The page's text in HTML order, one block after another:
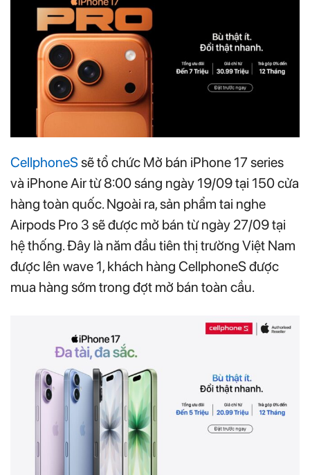
CellphoneSsẽ tổ chức Mở bán iPhone 17 series
và iPhone Air từ 8:00 sáng ngày 19/09 tại 150 cửa
hàng toàn quốc. Ngoài ra, sản phẩm tai nghe
Airpods Pro 3 sẽ được mở bán từ ngày 27/09 tại
hệ thống. Đây là năm đầu tiên thị trường Việt Nam
được lên wave 1, khách hàng CellphoneS được
mua hàng sớm trong đợt mở bán toàn cầu.